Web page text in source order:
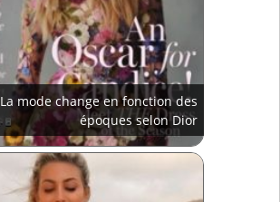
La mode change en fonction des
époques selon Dior